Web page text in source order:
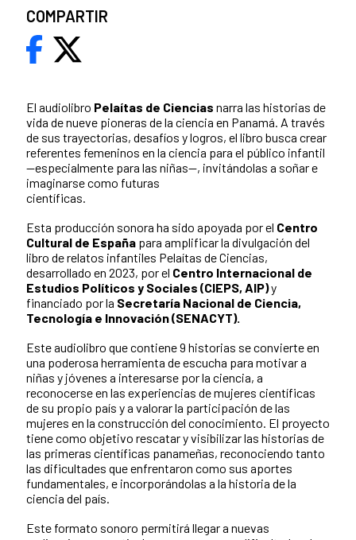
El audiolibro Pelaítas de Ciencias narra las historias de
vida de nueve pioneras de la ciencia en Panamá. A través
de sus trayectorias, desafíos y logros, el libro busca crear
referentes femeninos en la ciencia para el público infantil
—especialmente para las niñas—, invitándolas a soñar e
imaginarse como futuras
científicas.
Esta producción sonora ha sido apoyada por el Centro
Cultural de España para amplificar la divulgación del
libro de relatos infantiles Pelaítas de Ciencias,
desarrollado en 2023, por el Centro Internacional de
Estudios Políticos y Sociales (CIEPS, AIP)y
financiado por la Secretaría Nacional de Ciencia,
Tecnología e Innovación (SENACYT).
Este audiolibro que contiene 9 historias se convierte en
una poderosa herramienta de escucha para motivar a
niñas y jóvenes a interesarse por la ciencia, a
reconocerse en las experiencias de mujeres científicas
de su propio país y a valorar la participación de las
mujeres en la construcción del conocimiento. El proyecto
tiene como objetivo rescatar y visibilizar las historias de
las primeras científicas panameñas, reconociendo tanto
las dificultades que enfrentaron como sus aportes
fundamentales, e incorporándolas a la historia de la
ciencia del país.
Este formato sonoro permitirá llegar a nuevas
COMPARTIR